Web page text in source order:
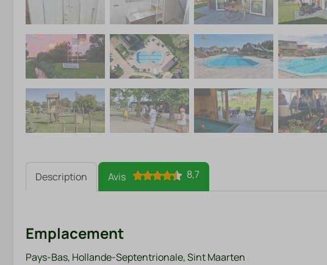
Description Avis 8,7
Emplacement
Pays-Bas, Hollande-Septentrionale, Sint Maarten